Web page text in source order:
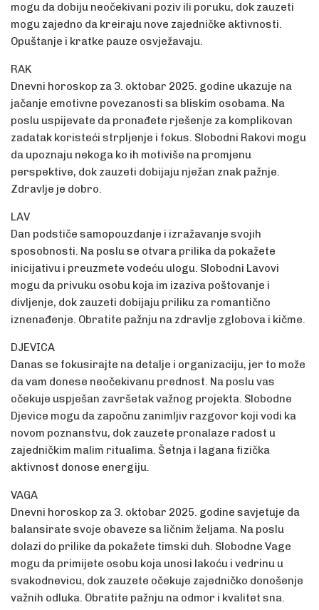
mogu da dobiju neočekivani poziv ili poruku, dok zauzeti
mogu zajedno da kreiraju nove zajedničke aktivnosti.
Opuštanje i kratke pauze osvježavaju.
RAK
Dnevni horoskop za 3. oktobar 2025. godine ukazuje na
jačanje emotivne povezanosti sa bliskim osobama. Na
poslu uspijevate da pronađete rješenje za komplikovan
zadatak koristeći strpljenje i fokus. Slobodni Rakovi mogu
da upoznaju nekoga ko ih motiviše na promjenu
perspektive, dok zauzeti dobijaju nježan znak pažnje.
Zdravlje je dobro.
LAV
Dan podstiče samopouzdanje i izražavanje svojih
sposobnosti. Na poslu se otvara prilika da pokažete
inicijativu i preuzmete vodeću ulogu. Slobodni Lavovi
mogu da privuku osobu koja im izaziva poštovanje i
divljenje, dok zauzeti dobijaju priliku za romantično
iznenađenje. Obratite pažnju na zdravlje zglobova i kičme.
DJEVICA
Danas se fokusirajte na detalje i organizaciju, jer to može
da vam donese neočekivanu prednost. Na poslu vas
očekuje uspješan završetak važnog projekta. Slobodne
Djevice mogu da započnu zanimljiv razgovor koji vodi ka
novom poznanstvu, dok zauzete pronalaze radost u
zajedničkim malim ritualima. Šetnja i lagana fizička
aktivnost donose energiju.
VAGA
Dnevni horoskop za 3. oktobar 2025. godine savjetuje da
balansirate svoje obaveze sa ličnim željama. Na poslu
dolazi do prilike da pokažete timski duh. Slobodne Vage
mogu da primijete osobu koja unosi lakoću i vedrinu u
svakodnevicu, dok zauzete očekuje zajedničko donošenje
važnih odluka. Obratite pažnju na odmor i kvalitet sna.